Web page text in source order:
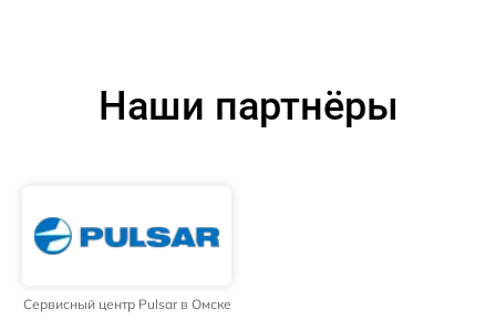
Наши партнёры
Сервисный центр Pulsar в Омске